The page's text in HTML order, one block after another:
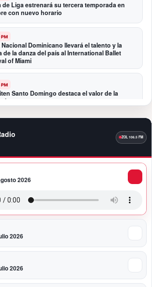
de Liga estrenará su tercera temporada en
con nuevo horario
Nacional Dominicano llevará el talento y la
de la danza del país al International Ballet
of Miami
Santo Domingo destaca el valor de la
materna
recibe nuevamente la máxima
crediticia AAA.do de Moody’s Local RD
Panda Rosa anuncia su
2026
2026
2026